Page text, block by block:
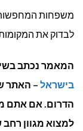
משפחות המחפשות
לבדוק את
המאמר נכתב
בישראל – האתר
הדרום. אם אתם
למצוא מגוון